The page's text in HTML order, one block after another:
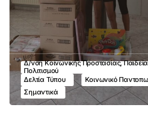
Δ/νση Κοινωνικής Προστασίας,
Πολιτισμού
Δελτία Τύπου
Κοινωνικό
Σημαντικά